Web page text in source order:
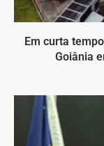
Em curta
Goiânia